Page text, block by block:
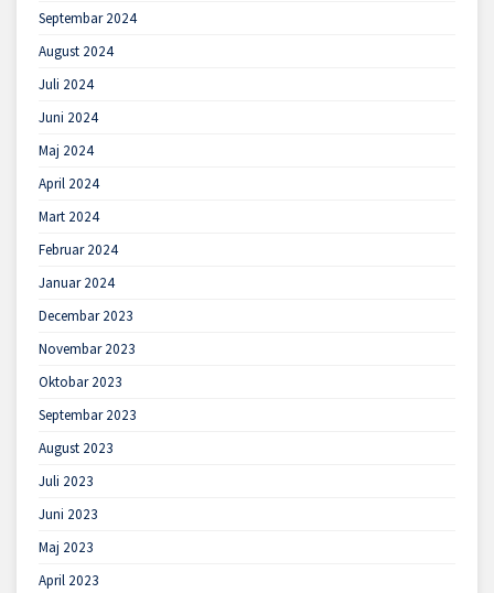
Septembar 2024
August 2024
Juli 2024
Juni 2024
Maj 2024
April 2024
Mart 2024
Februar 2024
Januar 2024
Decembar 2023
Novembar 2023
Oktobar 2023
Septembar 2023
August 2023
Juli 2023
Juni 2023
Maj 2023
April 2023